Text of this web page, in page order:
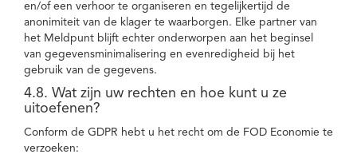
en/of een verhoor te organiseren en tegelijkertijd de
anonimiteit van de klager te waarborgen. Elke partner van
het Meldpunt blijft echter onderworpen aan het beginsel
van gegevensminimalisering en evenredigheid bij het
gebruik van de gegevens.
4.8. Wat zijn uw rechten en hoe kunt u ze
uitoefenen?
Conform de GDPR hebt u het recht om de FOD Economie te
verzoeken: